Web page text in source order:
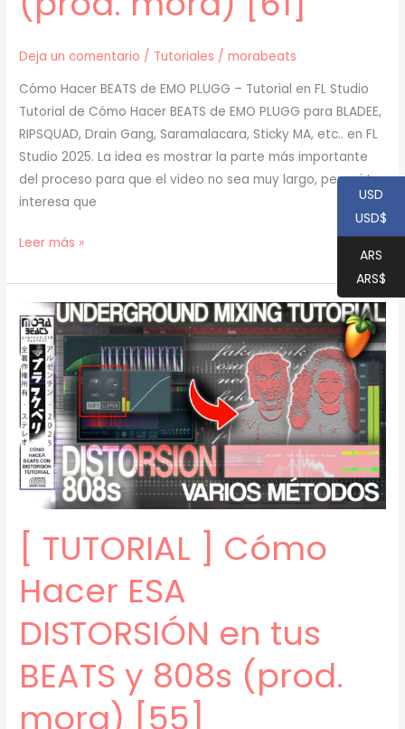
Deja un comentario / Tutoriales /morabeats
Cómo Hacer BEATS de EMO PLUGG – Tutorial en FL Studio
Tutorial de Cómo Hacer BEATS de EMO PLUGG para BLADEE,
RIPSQUAD, Drain Gang, Saramalacara, Sticky MA, etc.. en FL
Studio 2025. La idea es mostrar la parte más importante
del proceso para que el video no sea muy largo, pero si te
interesa que
[
]
Cómo
Hacer
EMO
PLUGG
(prod.
mora)
[61]
Leer más »
[ TUTORIAL ] Cómo
Hacer ESA
DISTORSIÓN en tus
BEATS y 808s (prod.
mora) [55]
USD
USD$
ARS
ARS$